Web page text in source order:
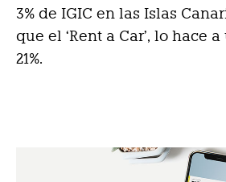
3% de IGIC en las Islas
que el ‘Rent a Car’, lo hace
21%.